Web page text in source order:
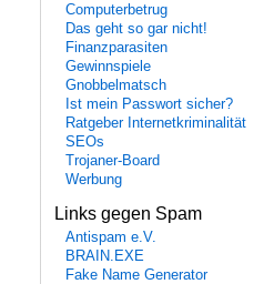
Computerbetrug
Das geht so gar nicht!
Finanzparasiten
Gewinnspiele
Gnobbelmatsch
Ist mein Passwort sicher?
Ratgeber Internetkriminalität
SEOs
Trojaner-Board
Werbung
Links gegen Spam
Antispam e.V.
BRAIN.EXE
Fake Name Generator